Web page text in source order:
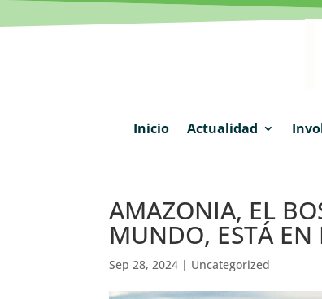
Inicio Actualidad
AMAZONIA, EL
MUNDO, ESTÁ
Sep 28, 2024 | Uncategorized